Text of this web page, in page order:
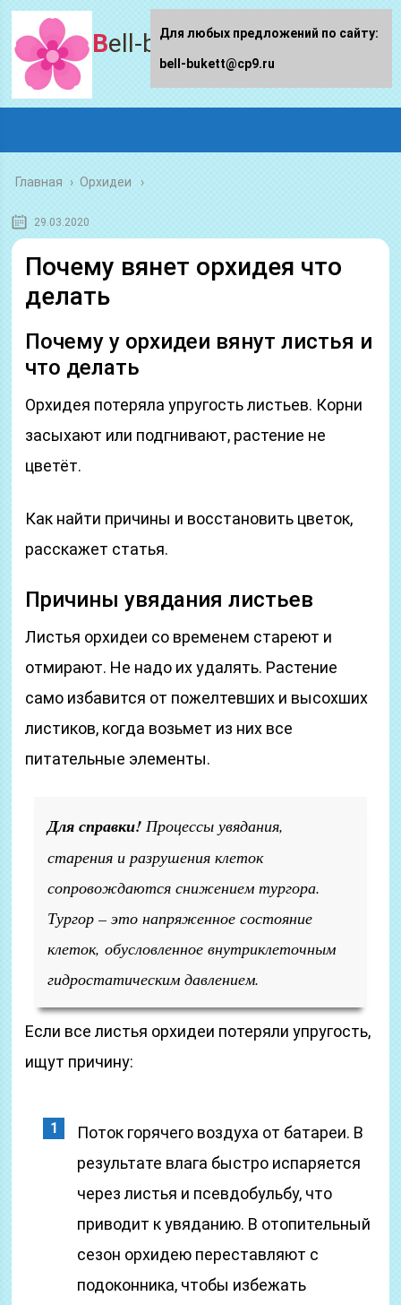
Bell-bukett.ru
Главная › Орхидеи
29.03.2020
Почему вянет орхидея что
делать
Почему у орхидеи вянут листья и
что делать
Орхидея потеряла упругость листьев. Корни
засыхают или подгнивают, растение не
цветёт.
Как найти причины и восстановить цветок,
расскажет статья.
Причины увядания листьев
Листья орхидеи со временем стареют и
отмирают. Не надо их удалять. Растение
само избавится от пожелтевших и высохших
листиков, когда возьмет из них все
питательные элементы.
Для справки! Процессы увядания,
старения и разрушения клеток
сопровождаются снижением тургора.
Тургор – это напряженное состояние
клеток, обусловленное внутриклеточным
гидростатическим давлением.
Если все листья орхидеи потеряли упругость,
ищут причину:
Поток горячего воздуха от батареи. В
результате влага быстро испаряется
через листья и псевдобульбу, что
приводит к увяданию. В отопительный
сезон орхидею переставляют с
подоконника, чтобы избежать
Для любых предложений по сайту:
bell-bukett@cp9.ru